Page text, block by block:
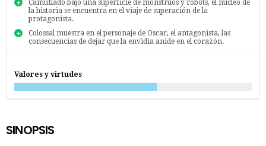
Camuflado bajo una superficie de monstruos y robots, el núcleo de
la historia se encuentra en el viaje de superación de la
protagonista.
Colossal muestra en el personaje de Oscar, el antagonista, las
consecuencias de dejar que la envidia anide en el corazón.
Valores y virtudes
SINOPSIS